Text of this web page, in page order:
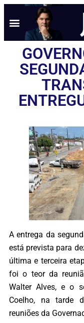
A entrega da
está prevista para
última e terceira
foi o teor da
Walter Alves, e o
Coelho, na tarde
reuniões da